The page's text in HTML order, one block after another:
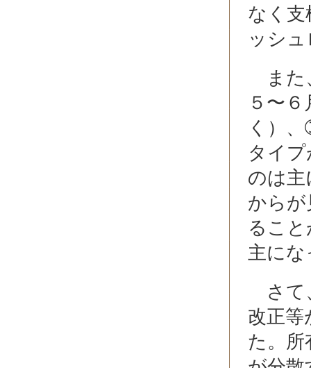
なく支
ッシ
また
５〜
く）
タイ
のは主
から
るこ
主に
さて
改正等
た。所